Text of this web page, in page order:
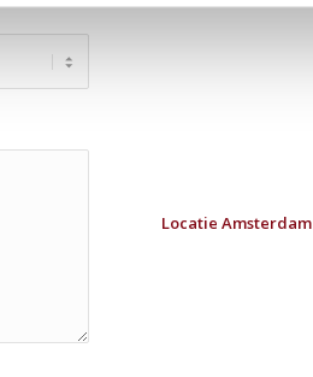
Locatie Amsterdam